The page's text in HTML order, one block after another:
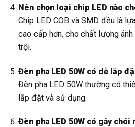
Nên chọn loại chip LED nào
Chip LED COB và SMD đều là
cao cấp hơn, cho chất lượng
trội.
Đèn pha LED 50W có dễ lắp
Đèn pha LED 50W thường có
lắp đặt và sử dụng.
Đèn pha LED 50W có gây chói